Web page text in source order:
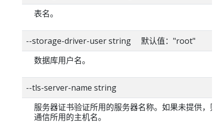
表名。
--storage-driver-user string 默认值："root"
数据库用户名。
--tls-server-name string
服务器证书验证所用的服务器名称。如果未提供，则
通信所用的主机名。